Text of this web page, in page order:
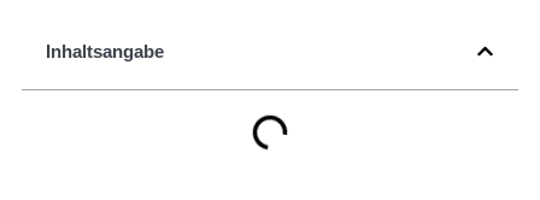
Inhaltsangabe